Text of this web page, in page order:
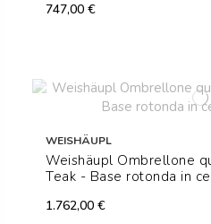
747,00 €
WEISHÄUPL
Weishäupl Ombrellone
Teak - Base rotonda in
1.762,00 €